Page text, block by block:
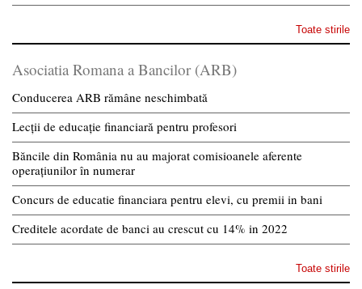
Toate stirile
Asociatia Romana a Bancilor (ARB)
Conducerea ARB rămâne neschimbată
Lecții de educație financiară pentru profesori
Băncile din România nu au majorat comisioanele aferente
operațiunilor în numerar
Concurs de educatie financiara pentru elevi, cu premii in bani
Creditele acordate de banci au crescut cu 14% in 2022
Toate stirile